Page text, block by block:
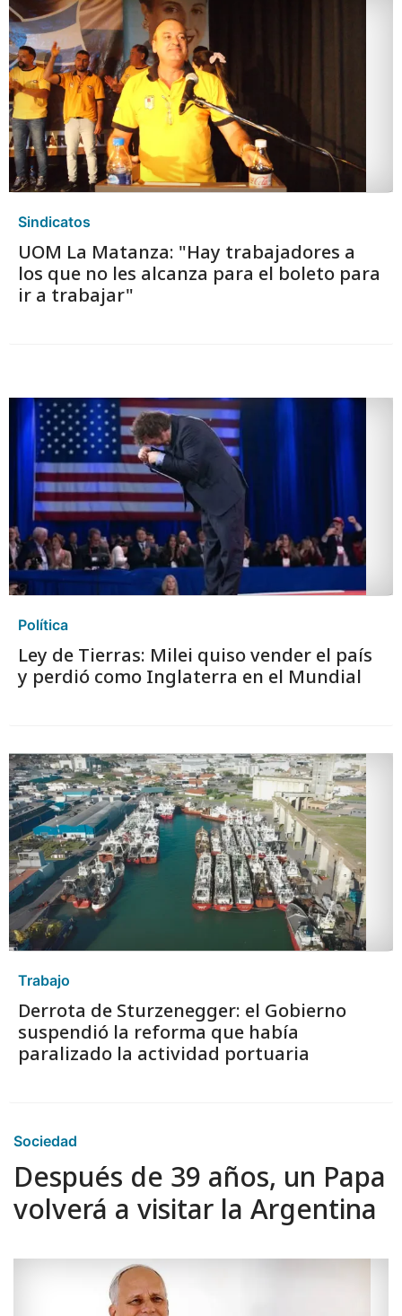
Sindicatos
UOM La Matanza: "Hay trabajadores a
los que no les alcanza para el boleto para
ir a trabajar"
Política
Ley de Tierras: Milei quiso vender el país
y perdió como Inglaterra en el Mundial
Trabajo
Derrota de Sturzenegger: el Gobierno
suspendió la reforma que había
paralizado la actividad portuaria
Sociedad
Después de 39 años, un Papa
volverá a visitar la Argentina